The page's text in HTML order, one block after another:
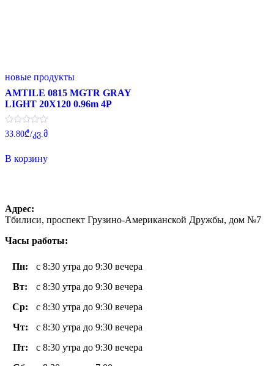
новые продукты
AMTILE 0815 MGTR GRAY
LIGHT 20X120 0.96m 4P
Оценка
0
5
33.80₾/კვ.მ
В корзину
Адрес:
Тбилиси, проспект Грузино-Американской Дружбы, дом №7
Часы работы:
Пн:
с 8:30 утра до 9:30 вечера
Вт:
с 8:30 утра до 9:30 вечера
Ср:
с 8:30 утра до 9:30 вечера
Чт:
с 8:30 утра до 9:30 вечера
Пт:
с 8:30 утра до 9:30 вечера